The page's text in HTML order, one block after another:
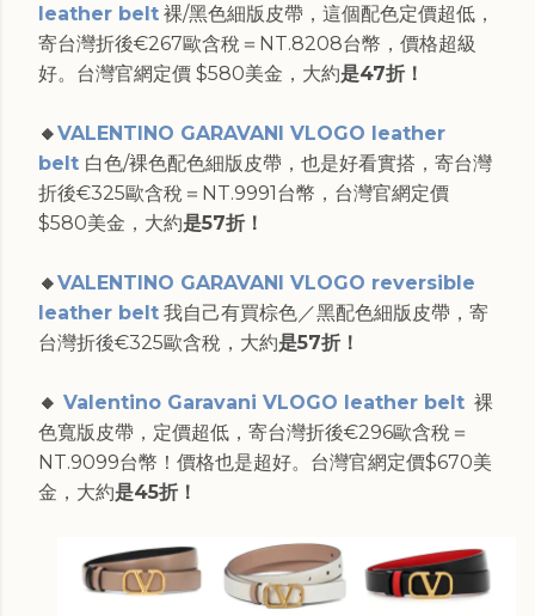
leather belt 裸/黑色細版皮帶，這個配色定價超低，
寄台灣折後€267歐含稅＝NT.8208台幣，價格超級
好。台灣官網定價 $580美金，大約是47折！
🔸VALENTINO GARAVANI VLOGO leather
belt 白色/裸色配色細版皮帶，也是好看實搭，寄台灣
折後€325歐含稅＝NT.9991台幣，台灣官網定價
$580美金，大約是57折！
🔸VALENTINO GARAVANI VLOGO reversible
leather belt 我自己有買棕色／黑配色細版皮帶，寄
台灣折後€325歐含稅，大約是57折！
🔸 Valentino Garavani VLOGO leather belt 裸
色寬版皮帶，定價超低，寄台灣折後€296歐含稅＝
NT.9099台幣！價格也是超好。台灣官網定價$670美
金，大約是45折！